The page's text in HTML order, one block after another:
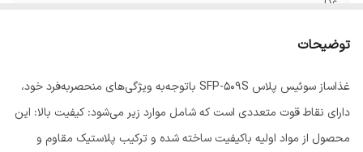
توان مصرفی
سایر ویژگی‌ها
آب مرکبات گیر ظرف مخلوط کن موتور قدرتمند
قابلیت رنده کردن، خرد کردن و تکه کردن دارای
تیغه پلاستیکی مخصوص خمیر
توضیحات
غذاساز سوئیس پلاس SFP-509S باتوجه‌به ویژگی‌های منحصربه‌فرد خود،
دارای نقاط قوت متعددی است که شامل موارد زیر می‌شود: کیفیت بالا: این
محصول از مواد اولیه باکیفیت ساخته شده و ترکیب پلاستیک مقاوم و